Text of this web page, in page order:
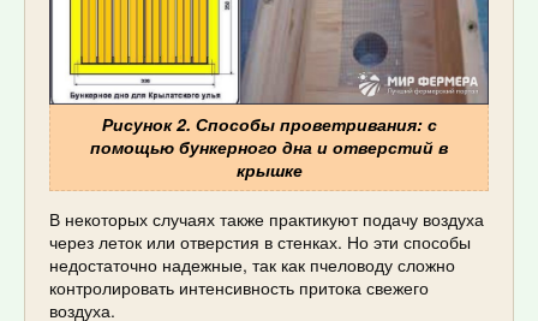
Рисунок 2. Способы проветривания: с
помощью бункерного дна и отверстий в
крышке
В некоторых случаях также практикуют подачу воздуха
через леток или отверстия в стенках. Но эти способы
недостаточно надежные, так как пчеловоду сложно
контролировать интенсивность притока свежего
воздуха.